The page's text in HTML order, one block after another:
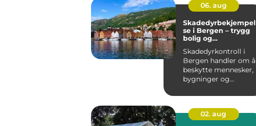
06. aug
Skadedyrbekjempel
se i Bergen – trygg
bolig og
rundt
Skadedyrkontroll i
Bergen handler om å
beskytte mennesker,
bygninger og
02. aug